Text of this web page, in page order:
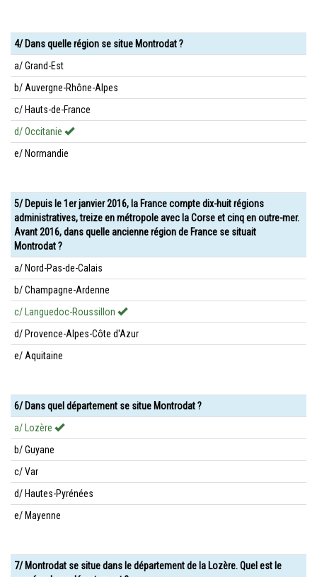
4/ Dans quelle région se situe Montrodat ?
a/ Grand-Est
b/ Auvergne-Rhône-Alpes
c/ Hauts-de-France
d/ Occitanie
e/ Normandie
5/ Depuis le 1er janvier 2016, la France compte dix-huit régions
administratives, treize en métropole avec la Corse et cinq en outre-mer.
Avant 2016, dans quelle ancienne région de France se situait
Montrodat ?
a/ Nord-Pas-de-Calais
b/ Champagne-Ardenne
c/ Languedoc-Roussillon
d/ Provence-Alpes-Côte d'Azur
e/ Aquitaine
6/ Dans quel département se situe Montrodat ?
a/ Lozère
b/ Guyane
c/ Var
d/ Hautes-Pyrénées
e/ Mayenne
7/ Montrodat se situe dans le département de la Lozère. Quel est le